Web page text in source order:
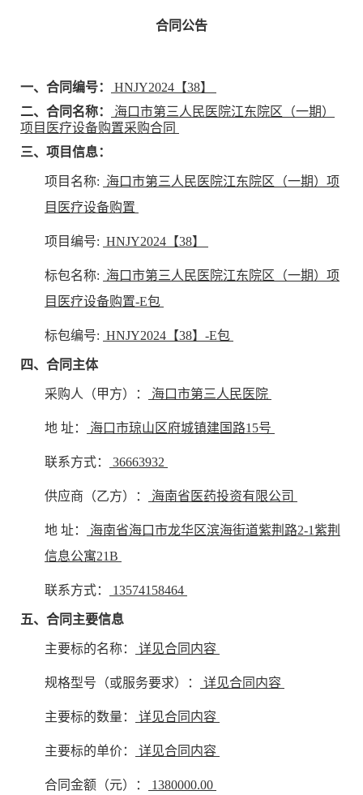
合同公告
一、合同编号：
HNJY2024【38】
二、合同名称：
海口市第三人民医院江东院区（一期）
项目医疗设备购置采购合同
三、项目信息：
项目名称: 海口市第三人民医院江东院区（一期）项
目医疗设备购置
项目编号: HNJY2024【38】
标包名称: 海口市第三人民医院江东院区（一期）项
目医疗设备购置-E包
标包编号: HNJY2024【38】-E包
四、合同主体
采购人（甲方）： 海口市第三人民医院
地 址： 海口市琼山区府城镇建国路15号
联系方式： 36663932
供应商（乙方）： 海南省医药投资有限公司
地 址：
海南省海口市龙华区滨海街道紫荆路2-1紫荆
信息公寓21B
联系方式： 13574158464
五、合同主要信息
主要标的名称： 详见合同内容
规格型号（或服务要求）： 详见合同内容
主要标的数量： 详见合同内容
主要标的单价： 详见合同内容
合同金额（元）： 1380000.00